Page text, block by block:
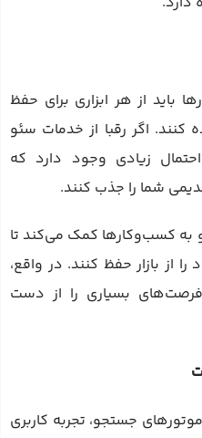
باید از هر ابزاری برای حفظ
کنند. اگر رقبا از خدمات سئو
زیادی وجود دارد که
شما را جذب کنند.
به کسب‌وکارها کمک می‌کند تا
از بازار حفظ کنند. در واقع،
بسیاری را از دست
جستجو، تجربه کاربری